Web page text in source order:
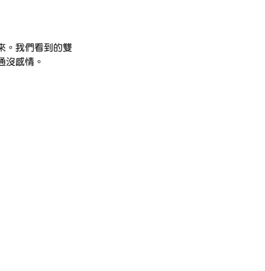
。我們看到的雙
沒感情。